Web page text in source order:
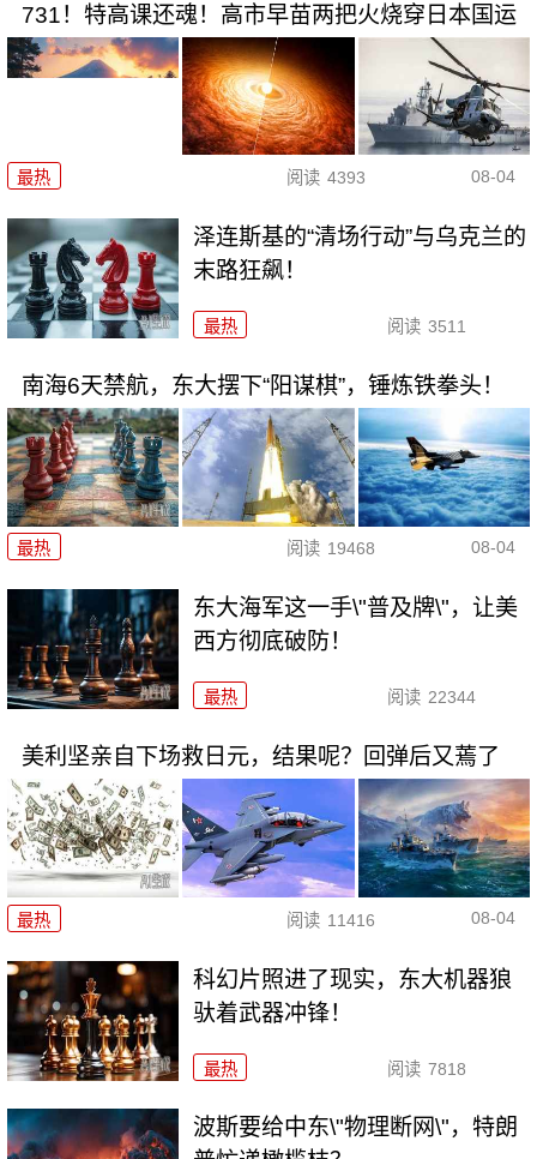
731！特高课还魂！高市早苗两把火烧穿日本国运
最热 阅读 4393 08-04
泽连斯基的“清场行动”与乌克兰的
末路狂飙！
最热 阅读 3511
南海6天禁航，东大摆下“阳谋棋”，锤炼铁拳头！
最热 阅读 19468 08-04
东大海军这一手\"普及牌\"，让美
西方彻底破防！
最热 阅读 22344
美利坚亲自下场救日元，结果呢？回弹后又蔫了
最热 阅读 11416 08-04
科幻片照进了现实，东大机器狼
驮着武器冲锋！
最热 阅读 7818
波斯要给中东\"物理断网\"，特朗